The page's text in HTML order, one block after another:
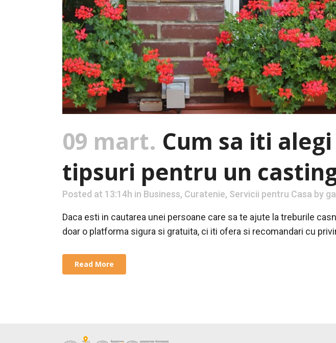
09 mart. Cum sa iti
tipsuri pentru un
Posted at 13:14h in Business, Curatenie, Servicii pentru Casa by
Daca esti in cautarea unei persoane care sa te ajute la treburile
doar o platforma sigura si gratuita, ci iti ofera si recomandari cu
Read More